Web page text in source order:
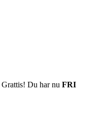
Grattis! Du har nu FRI